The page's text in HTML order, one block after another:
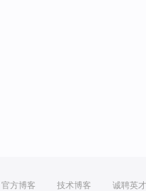
官方博客 技术博客 诚聘英才